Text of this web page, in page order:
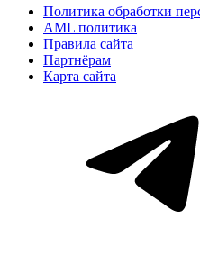
Политика обработки
AML политика
Правила сайта
Партнёрам
Карта сайта